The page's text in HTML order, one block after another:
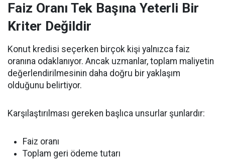
Faiz Oranı Tek Başına Yeterli Bir
Kriter Değildir
Konut kredisi seçerken birçok kişi yalnızca faiz
oranına odaklanıyor. Ancak uzmanlar, toplam maliyetin
değerlendirilmesinin daha doğru bir yaklaşım
olduğunu belirtiyor.
Karşılaştırılması gereken başlıca unsurlar şunlardır:
Faiz oranı
Toplam geri ödeme tutarı